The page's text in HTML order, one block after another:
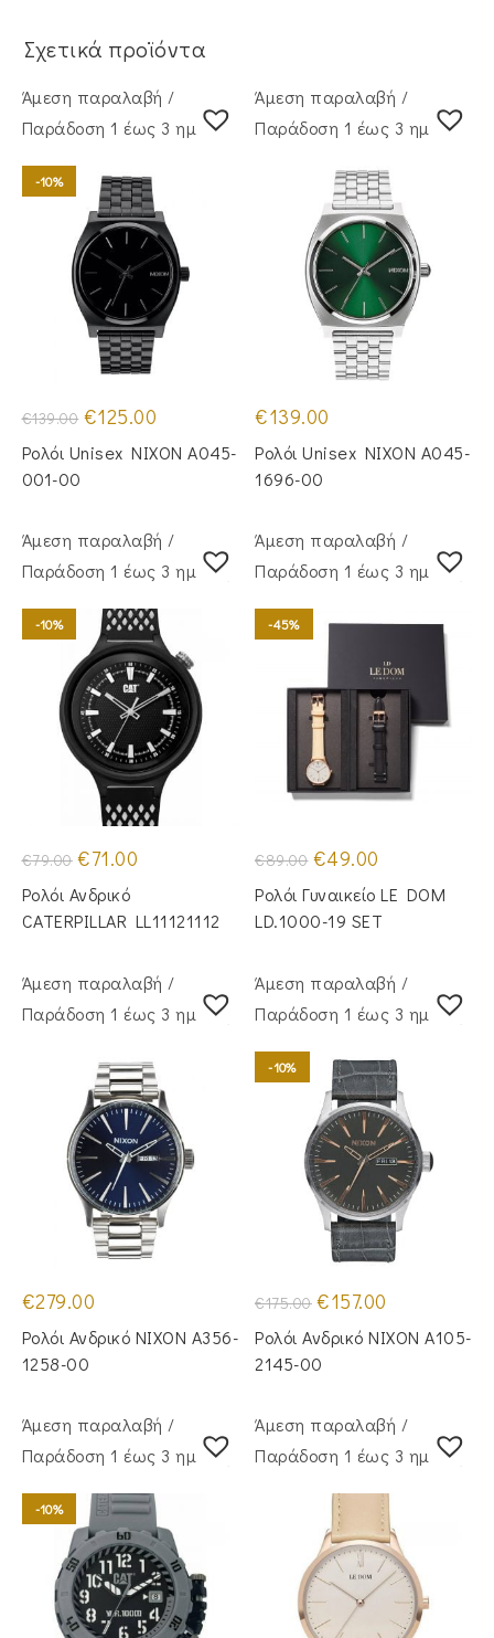
Σχετικά προϊόντα
Άμεση παραλαβή /
Παράδoση 1 έως 3 ημέρες
-10%
€139.00 Original
price
was:
€139.00.
€125.00
τιμή
είναι:
Ρολόι Unisex NIXON A045-
001-00
Άμεση παραλαβή /
Παράδoση 1 έως 3 ημέρες
€139.00
Ρολόι Unisex NIXON A045-
1696-00
Άμεση παραλαβή /
Παράδoση 1 έως 3 ημέρες
-10%
€79.00 Original
price
was:
€79.00.
€71.00
€71.00.
Ρολόι Ανδρικό
CATERPILLAR LL11121112
Άμεση παραλαβή /
Παράδoση 1 έως 3 ημέρες
-45%
€89.00 Original
price
€89.00.
€49.00
τιμή
είναι:
€49.00.
Ρολόι Γυναικείο LE DOM
LD.1000-19 SET
Άμεση παραλαβή /
Παράδoση 1 έως 3 ημέρες
€279.00
Ρολόι Ανδρικό NIXON A356-
1258-00
Άμεση παραλαβή /
Παράδoση 1 έως 3 ημέρες
-10%
€175.00 Original
price
was:
€175.00.
€157.00
τιμή
είναι:
Ρολόι Ανδρικό NIXON A105-
2145-00
Άμεση παραλαβή /
Παράδoση 1 έως 3 ημέρες
-10%
Άμεση παραλαβή /
Παράδoση 1 έως 3 ημέρες